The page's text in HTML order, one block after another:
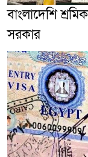
বাংলাদেশি
সরকার